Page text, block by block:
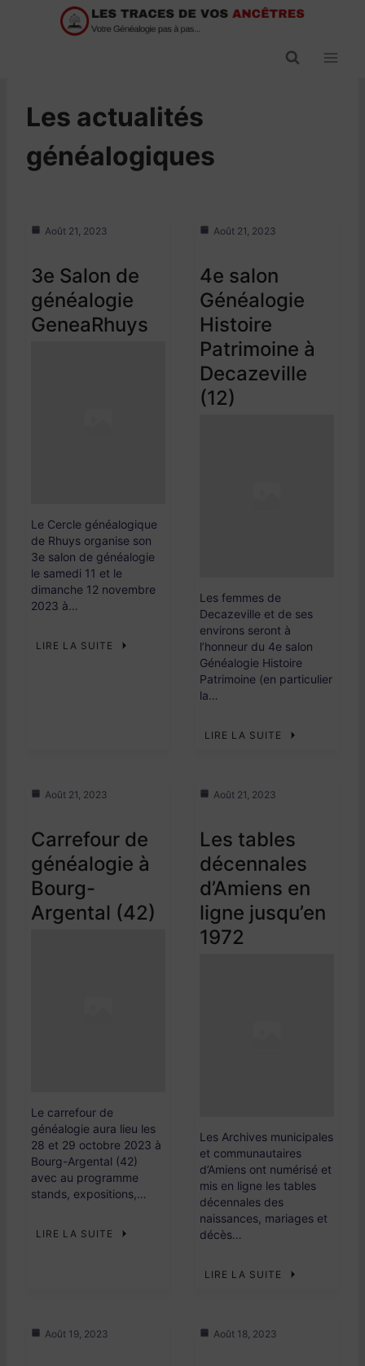
Les actualités
généalogiques
Août 21, 2023
3e Salon de
généalogie
GeneaRhuys
Le Cercle généalogique
de Rhuys organise son
3e salon de généalogie
le samedi 11 et le
dimanche 12 novembre
2023 à…
LIRE LA SUITE
Août 21, 2023
4e salon
Généalogie
Histoire
Patrimoine à
Decazeville
(12)
Les femmes de
Decazeville et de ses
environs seront à
l’honneur du 4e salon
Généalogie Histoire
Patrimoine (en particulier
la…
LIRE LA SUITE
Août 21, 2023
Carrefour de
généalogie à
Bourg-
Argental (42)
Le carrefour de
généalogie aura lieu les
28 et 29 octobre 2023 à
Bourg-Argental (42)
avec au programme
stands, expositions,…
LIRE LA SUITE
Août 21, 2023
Les tables
décennales
d’Amiens en
ligne jusqu’en
1972
Les Archives municipales
et communautaires
d’Amiens ont numérisé et
mis en ligne les tables
décennales des
naissances, mariages et
décès…
LIRE LA SUITE
Août 19, 2023 Août 18, 2023